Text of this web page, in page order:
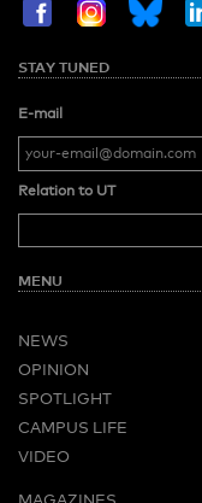
STAY TUNED
E-mail
Relation to UT
MENU
NEWS
OPINION
SPOTLIGHT
CAMPUS LIFE
VIDEO